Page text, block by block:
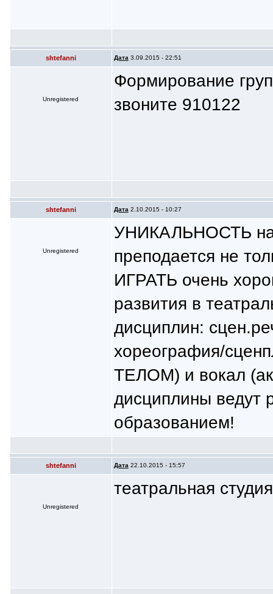
shtefanni Дата 3.09.2015 - 22:51
Unregistered
Формирование
звоните 910122
shtefanni Дата 2.10.2015 - 10:27
Unregistered
УНИКАЛЬНОСТЬ
преподается не
ИГРАТЬ очень
развития в
дисциплин:
хореография/
ТЕЛОМ) и вокал
дисциплины
образованием!
shtefanni Дата 22.10.2015 - 15:57
Unregistered
театральная